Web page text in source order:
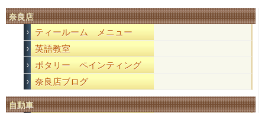
奈良店
ティールーム メニュー
英語教室
ポタリー ペインティング
奈良店ブログ
自動車